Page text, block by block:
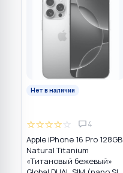
Нет в наличии
☆☆☆☆☆ 4
Apple iPhone 16 Pro 128GB
Natural Titanium
«Tитановый бежевый»